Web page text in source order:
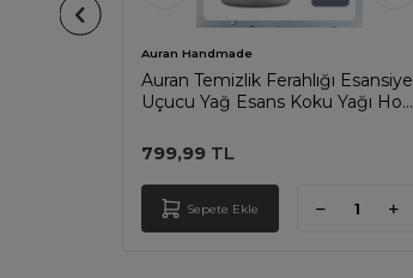
Auran Handmade
Auran Temizlik Ferahlığı Esansiyel
Uçucu Yağ Esans Koku Yağı Hobi
250ml
799,99 TL
Sepete Ekle